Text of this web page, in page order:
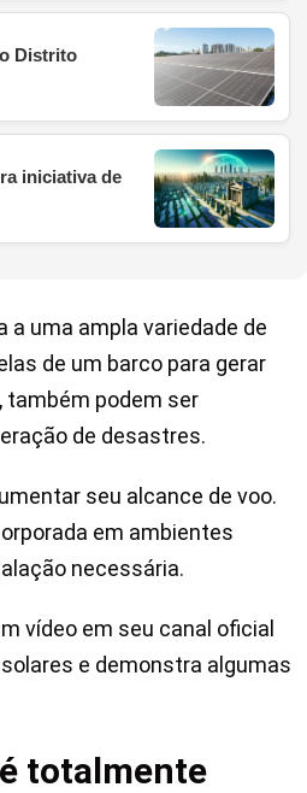
Distrito
iniciativa de
a uma ampla variedade de
de um barco para gerar
também podem ser
de desastres.
seu alcance de voo.
em ambientes
necessária.
vídeo em seu canal oficial
e demonstra algumas
totalmente